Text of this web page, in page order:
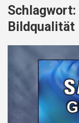
Schlagwort:
Bildqualität